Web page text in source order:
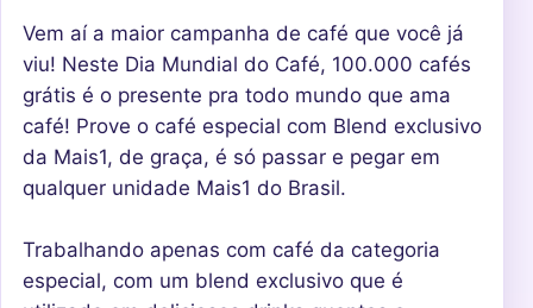
Vem aí a maior campanha de café que você já
viu! Neste Dia Mundial do Café, 100.000 cafés
grátis é o presente pra todo mundo que ama
café! Prove o café especial com Blend exclusivo
da Mais1, de graça, é só passar e pegar em
qualquer unidade Mais1 do Brasil.
Trabalhando apenas com café da categoria
especial, com um blend exclusivo que é